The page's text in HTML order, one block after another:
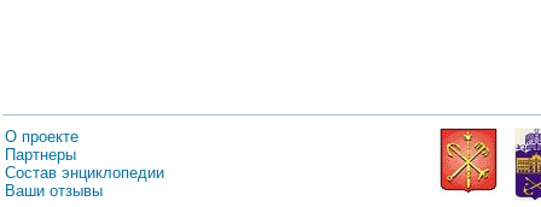
О проекте
Партнеры
Состав энциклопедии
Ваши отзывы